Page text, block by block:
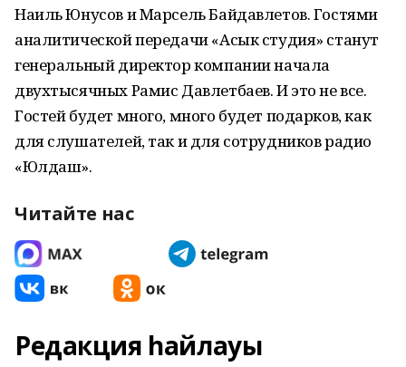
Наиль Юнусов и Марсель Байдавлетов. Гостями
аналитической передачи «Асык студия» станут
генеральный директор компании начала
двухтысячных Рамис Давлетбаев. И это не все.
Гостей будет много, много будет подарков, как
для слушателей, так и для сотрудников радио
«Юлдаш».
Читайте нас
Редакция һайлауы